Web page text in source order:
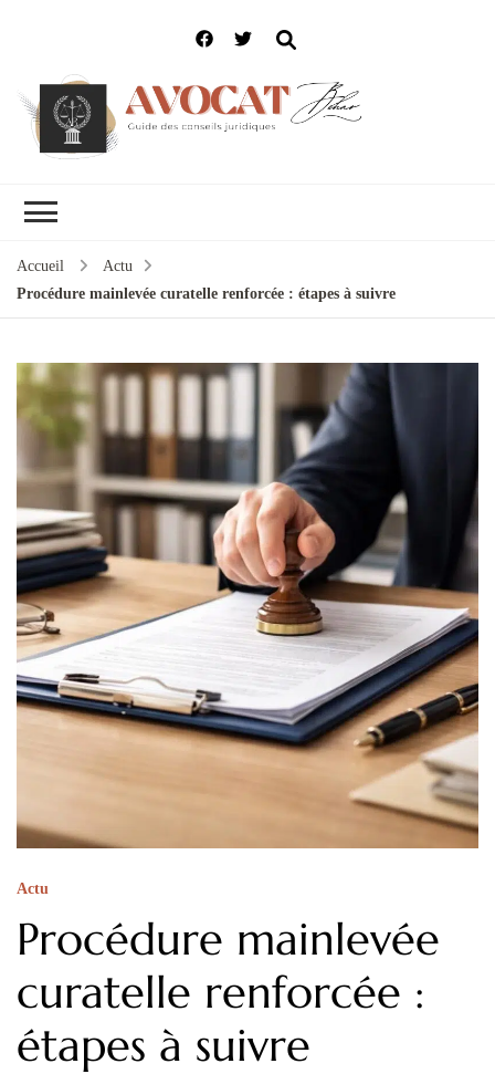
Accueil
Actu
Procédure mainlevée curatelle renforcée : étapes à suivre
Actu
Procédure mainlevée
curatelle renforcée :
étapes à suivre